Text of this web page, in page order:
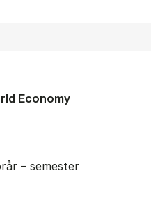
Economy
– semester